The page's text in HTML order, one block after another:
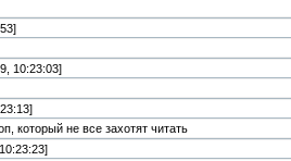
10:23:03]
который не все захотят читать